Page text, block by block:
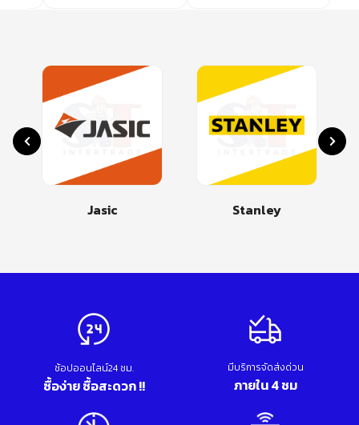
Jasic Stanley
ช้อปออนไลน์24 ชม.
ซื้อง่าย ซื้อสะดวก !!
มีบริการจัดส่งด่วน
ภายใน 4 ชม